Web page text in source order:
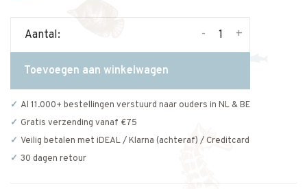
Aantal: +
-
Toevoegen aan winkelwagen
Al 11.000+ bestellingen verstuurd naar ouders in NL & BE
Gratis verzending vanaf €75
Veilig betalen met iDEAL / Klarna (achteraf) / Creditcard
30 dagen retour